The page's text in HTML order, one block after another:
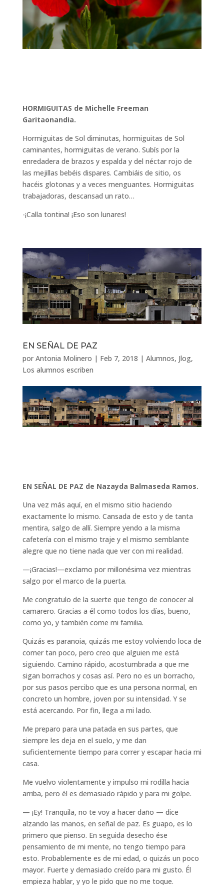
HORMIGUITAS de Michelle Freeman
Garitaonandia.
Hormiguitas de Sol diminutas, hormiguitas de Sol
caminantes, hormiguitas de verano. Subís por la
enredadera de brazos y espalda y del néctar rojo de
las mejillas bebéis dispares. Cambiáis de sitio, os
hacéis glotonas y a veces menguantes. Hormiguitas
trabajadoras, descansad un rato…
-¡Calla tontina! ¡Eso son lunares!
EN SEÑAL DE PAZ
por Antonia Molinero | Feb 7, 2018 | Alumnos, Jlog,
Los alumnos escriben
EN SEÑAL DE PAZ de Nazayda Balmaseda Ramos.
Una vez más aquí, en el mismo sitio haciendo
exactamente lo mismo. Cansada de esto y de tanta
mentira, salgo de allí. Siempre yendo a la misma
cafetería con el mismo traje y el mismo semblante
alegre que no tiene nada que ver con mi realidad.
—¡Gracias!—exclamo por millonésima vez mientras
salgo por el marco de la puerta.
Me congratulo de la suerte que tengo de conocer al
camarero. Gracias a él como todos los días, bueno,
como yo, y también come mi familia.
Quizás es paranoia, quizás me estoy volviendo loca de
comer tan poco, pero creo que alguien me está
siguiendo. Camino rápido, acostumbrada a que me
sigan borrachos y cosas así. Pero no es un borracho,
por sus pasos percibo que es una persona normal, en
concreto un hombre, joven por su intensidad. Y se
está acercando. Por fin, llega a mi lado.
Me preparo para una patada en sus partes, que
siempre les deja en el suelo, y me dan
suficientemente tiempo para correr y escapar hacia mi
casa.
Me vuelvo violentamente y impulso mi rodilla hacia
arriba, pero él es demasiado rápido y para mi golpe.
— ¡Ey! Tranquila, no te voy a hacer daño — dice
alzando las manos, en señal de paz. Es guapo, es lo
primero que pienso. En seguida desecho ése
pensamiento de mi mente, no tengo tiempo para
esto. Probablemente es de mi edad, o quizás un poco
mayor. Fuerte y demasiado creído para mi gusto. Él
empieza hablar, y yo le pido que no me toque.